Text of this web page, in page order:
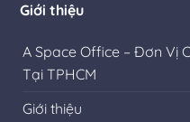
Giới thiệu
A Space Office – Đơn Vị
Tại TPHCM
Giới thiệu